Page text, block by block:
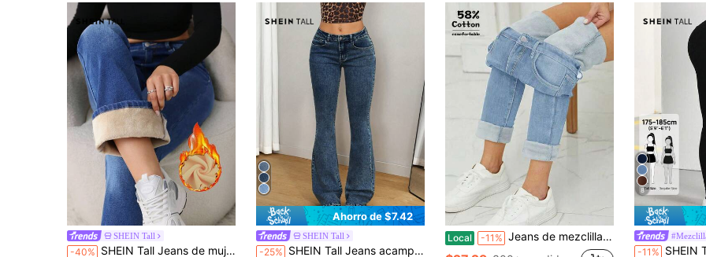
SHEIN Tall
-40% SHEIN Tall Jeans de mujer para invierno, ocasión casual, azul aguamarina, forro térmico de felpa suave, leggings acampanados, cintura alta, ajustados, elásticos, cálidos, pantalones vaqueros para otoño, para mujeres altas
Ahorro de $7.42
SHEIN Tall
-25% SHEIN Tall Jeans acampanados de talle bajo, ajustados y de estilo vintage
Local -11% Jeans de mezclilla lavados ajustados con forro térmico, invierno
8
-11% SHEIN Tall Jeans largos ajustados de color negro sólido para